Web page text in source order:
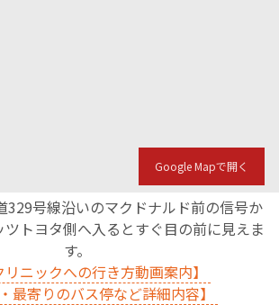
Google Mapで開く
329号線沿いのマクドナルド前の信号か
トヨタ側へ入るとすぐ目の前に見えま
す。
リニックへの行き方動画案内】
最寄りのバス停など詳細内容】